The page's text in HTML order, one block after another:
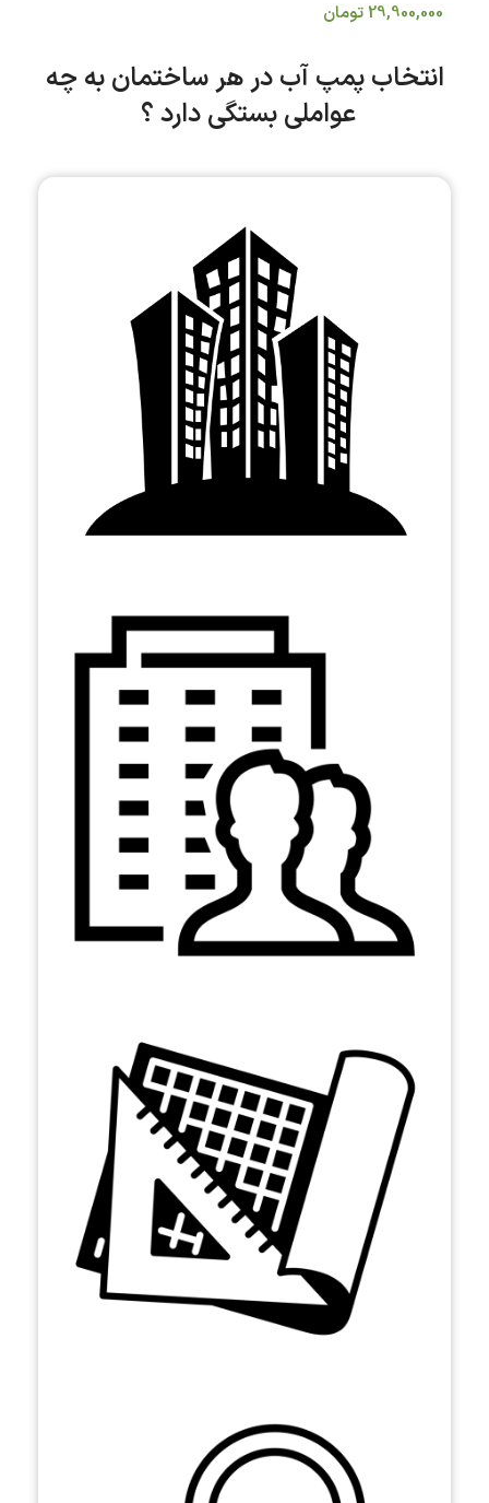
29,900,000تومان
انتخاب پمپ آب در هر ساختمان به چه
عواملی بستگی دارد ؟